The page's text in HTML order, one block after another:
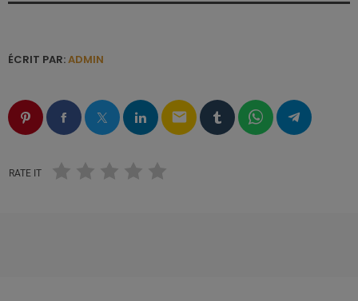
ÉCRIT PAR:ADMIN
email
RATE IT